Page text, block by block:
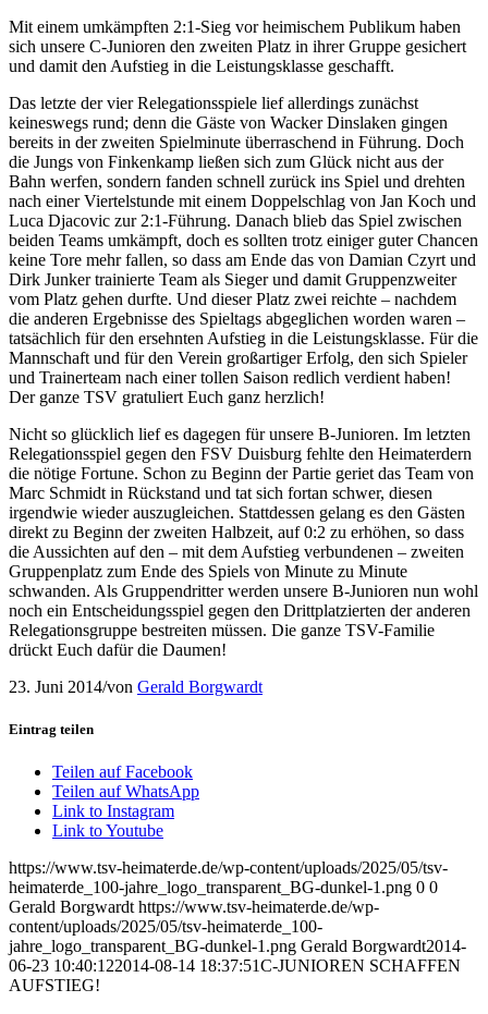
Mit einem umkämpften 2:1-Sieg vor heimischem Publikum haben
sich unsere C-Junioren den zweiten Platz in ihrer Gruppe gesichert
und damit den Aufstieg in die Leistungsklasse geschafft.
Das letzte der vier Relegationsspiele lief allerdings zunächst
keineswegs rund; denn die Gäste von Wacker Dinslaken gingen
bereits in der zweiten Spielminute überraschend in Führung. Doch
die Jungs von Finkenkamp ließen sich zum Glück nicht aus der
Bahn werfen, sondern fanden schnell zurück ins Spiel und drehten
nach einer Viertelstunde mit einem Doppelschlag von Jan Koch und
Luca Djacovic zur 2:1-Führung. Danach blieb das Spiel zwischen
beiden Teams umkämpft, doch es sollten trotz einiger guter Chancen
keine Tore mehr fallen, so dass am Ende das von Damian Czyrt und
Dirk Junker trainierte Team als Sieger und damit Gruppenzweiter
vom Platz gehen durfte. Und dieser Platz zwei reichte – nachdem
die anderen Ergebnisse des Spieltags abgeglichen worden waren –
tatsächlich für den ersehnten Aufstieg in die Leistungsklasse. Für die
Mannschaft und für den Verein großartiger Erfolg, den sich Spieler
und Trainerteam nach einer tollen Saison redlich verdient haben!
Der ganze TSV gratuliert Euch ganz herzlich!
Nicht so glücklich lief es dagegen für unsere B-Junioren. Im letzten
Relegationsspiel gegen den FSV Duisburg fehlte den Heimaterdern
die nötige Fortune. Schon zu Beginn der Partie geriet das Team von
Marc Schmidt in Rückstand und tat sich fortan schwer, diesen
irgendwie wieder auszugleichen. Stattdessen gelang es den Gästen
direkt zu Beginn der zweiten Halbzeit, auf 0:2 zu erhöhen, so dass
die Aussichten auf den – mit dem Aufstieg verbundenen – zweiten
Gruppenplatz zum Ende des Spiels von Minute zu Minute
schwanden. Als Gruppendritter werden unsere B-Junioren nun wohl
noch ein Entscheidungsspiel gegen den Drittplatzierten der anderen
Relegationsgruppe bestreiten müssen. Die ganze TSV-Familie
drückt Euch dafür die Daumen!
23. Juni 2014/von Gerald Borgwardt
Eintrag teilen
Teilen auf Facebook
Teilen auf WhatsApp
Link to Instagram
Link to Youtube
https://www.tsv-heimaterde.de/wp-content/uploads/2025/05/tsv-
heimaterde_100-jahre_logo_transparent_BG-dunkel-1.png 0 0
Gerald Borgwardt https://www.tsv-heimaterde.de/wp-
content/uploads/2025/05/tsv-heimaterde_100-
jahre_logo_transparent_BG-dunkel-1.png Gerald Borgwardt2014-
06-23 10:40:122014-08-14 18:37:51C-JUNIOREN SCHAFFEN
AUFSTIEG!